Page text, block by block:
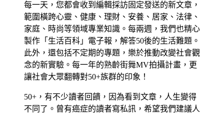
每一天，您都會收到編輯採訪固定發送的新文章，
範圍橫跨心靈、健康、理財、安養、居家、法律、
家庭、時尚等領域專業知識。每兩週，我們也精心
製作「生活百科」電子報，解答50後的生活難題。
此外，還包括不定期的專題，樂於推動改變社會觀
念的新實驗。每一年的熟齡街舞MV拍攝計畫，更
讓社會大眾翻轉對50+族群的印象！
50+，有不少讀者回饋，因為看到文章，人生變得
不同了。曾有癌症的讀者寫私訊，希望我們建議人